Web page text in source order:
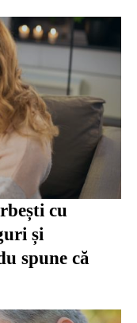
cu
și
spune că